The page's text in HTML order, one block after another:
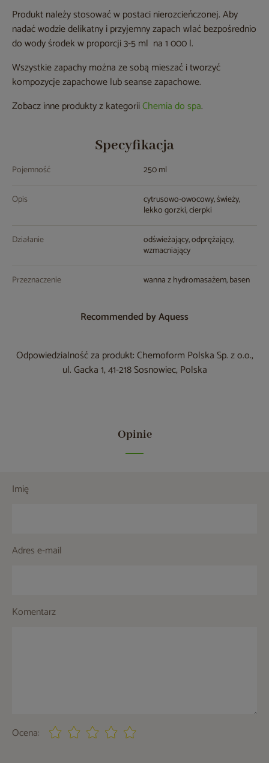
Produkt należy stosować w postaci nierozcieńczonej. Aby
nadać wodzie delikatny i przyjemny zapach wlać bezpośrednio
do wody środek w proporcji 3-5 ml na 1 000 l.
Wszystkie zapachy można ze sobą mieszać i tworzyć
kompozycje zapachowe lub seanse zapachowe.
Zobacz inne produkty z kategoriiChemia do spa.
Specyfikacja
Pojemność 250 ml
Opis cytrusowo-owocowy, świeży,
lekko gorzki, cierpki
Działanie odświeżający, odprężający,
wzmacniający
Przeznaczenie wanna z hydromasażem, basen
Recommended by Aquess
Odpowiedzialność za produkt: Chemoform Polska Sp. z o.o.,
ul. Gacka 1, 41-218 Sosnowiec, Polska
Opinie
Imię
Adres e-mail
Komentarz
Ocena: